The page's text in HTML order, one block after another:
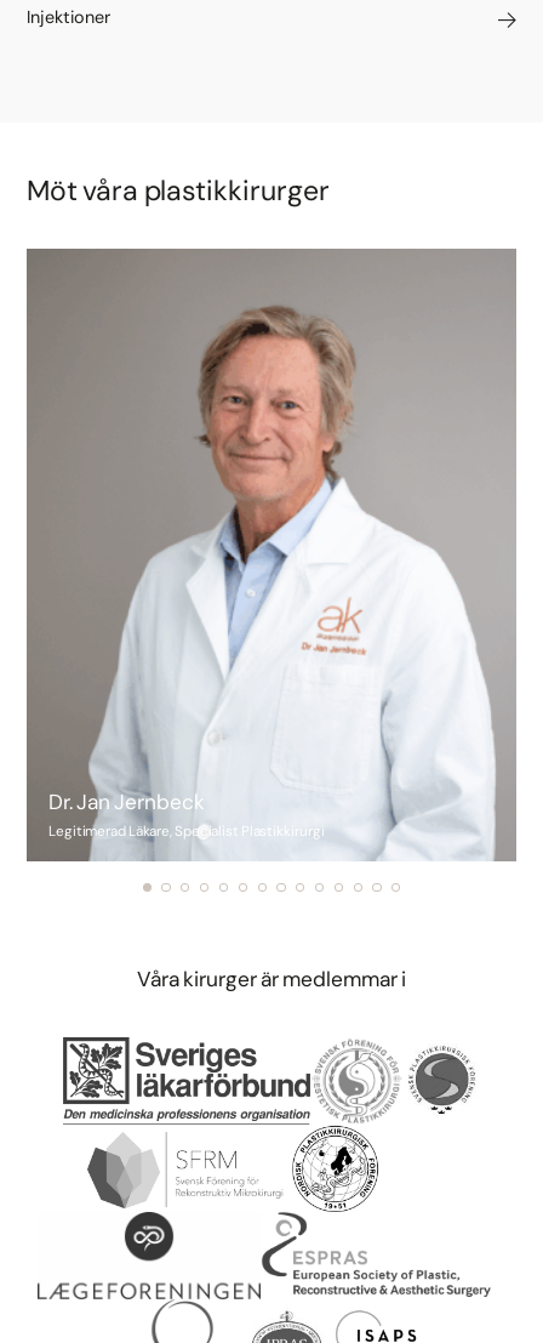
Injektioner
Möt våra plastikkirurger
Dr. Jan Jernbeck
Legitimerad Läkare, Specialist Plastikkirurgi
Våra kirurger är medlemmar i